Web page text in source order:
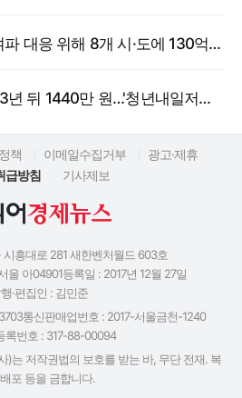
고용부, 중동전쟁 여파 대응 위해 8개 시·도에 130억 원 긴급 투입
월 10만 원 저축 시 3년 뒤 1440만 원…'청년내일저축계좌' 신규 모집
책 이메일수집거부
광고·제휴
급방침
기사제보
흥대로 281 새한벤처월드 603호
울 아04901등록일 : 2017년 12월 27일
·편집인 : 김민준
통신판매업번호 : 2017-서울금천-1240
록번호 : 317-88-00094
)는 저작권법의 보호를 받는 바, 무단 전재. 복
포 등을 금합니다.